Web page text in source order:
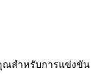
ณสำหรับการแข่งขัน